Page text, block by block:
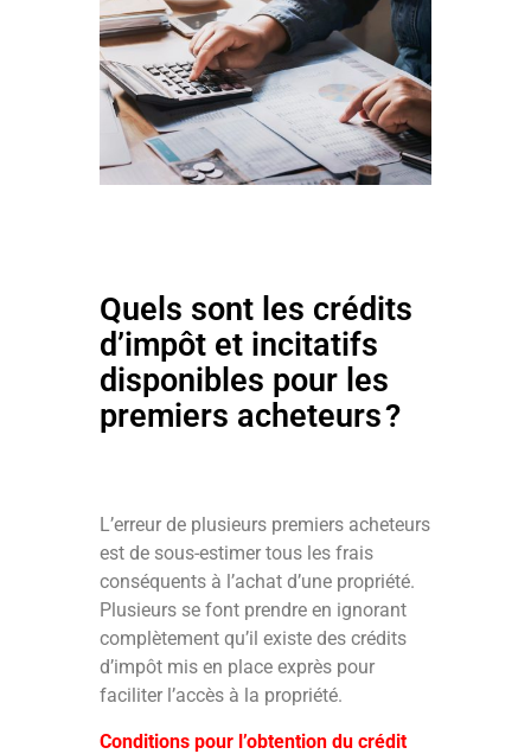
Quels sont les crédits
d’impôt et incitatifs
disponibles pour les
premiers acheteurs ?
L’erreur de plusieurs premiers acheteurs
est de sous-estimer tous les frais
conséquents à l’achat d’une propriété.
Plusieurs se font prendre en ignorant
complètement qu’il existe des crédits
d’impôt mis en place exprès pour
faciliter l’accès à la propriété.
Conditions pour l’obtention du crédit